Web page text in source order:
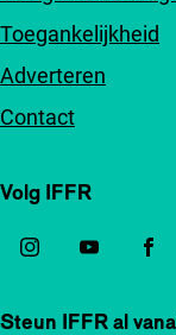
Toegankelijkheid
Adverteren
Contact
Volg IFFR
Steun IFFR al